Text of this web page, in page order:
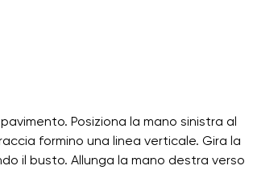
Posiziona la mano sinistra al
formino una linea verticale. Gira la
il busto. Allunga la mano destra verso